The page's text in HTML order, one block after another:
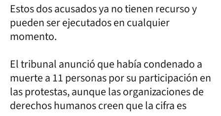
Estos dos acusados ya no tienen recurso y
pueden ser ejecutados en cualquier
momento.
El tribunal anunció que había condenado a
muerte a 11 personas por su participación en
las protestas, aunque las organizaciones de
derechos humanos creen que la cifra es